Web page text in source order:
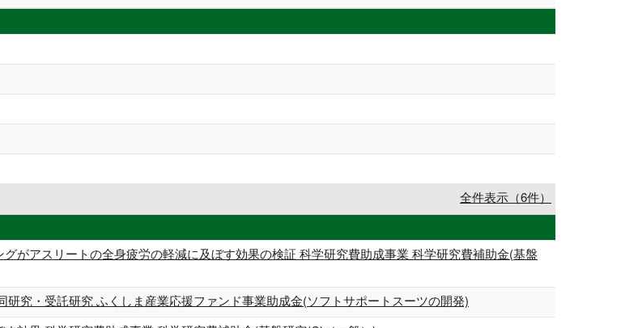
全件表示（6件）
がアスリートの全身疲労の軽減に及ぼす効果の検証 科学研究費助成事業 科学研究費補助金(基盤
研究・受託研究 ふくしま産業応援ファンド事業助成金(ソフトサポートスーツの開発)